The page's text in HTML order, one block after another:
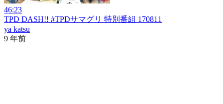
46:23
TPD DASH!! #TPDサマグリ 特別番組 170811
ya katsu
9 年前